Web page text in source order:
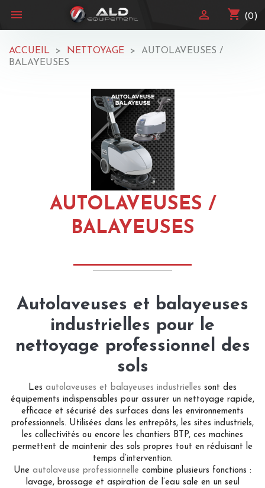
 shopping_cart (0)

ACCUEIL NETTOYAGE
AUTOLAVEUSES /
BALAYEUSES
AUTOLAVEUSES /
BALAYEUSES
Autolaveuses et balayeuses
industrielles pour le
nettoyage professionnel des
sols
Les autolaveuses et balayeuses industrielles sont des
équipements indispensables pour assurer un nettoyage rapide,
efficace et sécurisé des surfaces dans les environnements
professionnels. Utilisées dans les entrepôts, les sites industriels,
les collectivités ou encore les chantiers BTP, ces machines
permettent de maintenir des sols propres tout en réduisant le
temps d’intervention.
Une autolaveuse professionnelle combine plusieurs fonctions :
lavage, brossage et aspiration de l’eau sale en un seul